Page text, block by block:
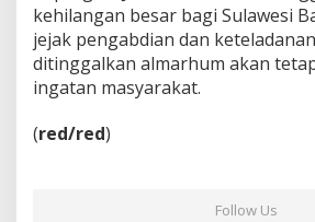
kehilangan besar bagi Sulawesi
jejak pengabdian dan
ditinggalkan almarhum akan
ingatan masyarakat.
(red/red)
Follow Us